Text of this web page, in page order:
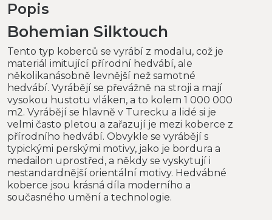
Popis
Bohemian Silktouch
Tento typ koberců se vyrábí z modalu, což je
materiál imitující přírodní hedvábí, ale
několikanásobně levnější než samotné
hedvábí. Vyrábějí se převážně na stroji a mají
vysokou hustotu vláken, a to kolem 1 000 000
m2. Vyrábějí se hlavně v Turecku a lidé si je
velmi často pletou a zařazují je mezi koberce z
přírodního hedvábí. Obvykle se vyrábějí s
typickými perskými motivy, jako je bordura a
medailon uprostřed, a někdy se vyskytují i
nestandardnější orientální motivy. Hedvábné
koberce jsou krásná díla moderního a
současného umění a technologie.